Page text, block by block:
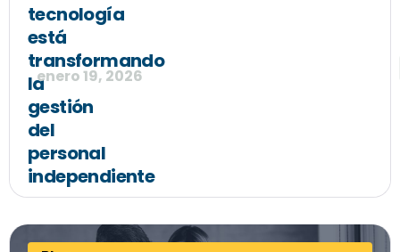
tecnología
está
transformando
la
gestión
del
personal
independiente
enero 19, 2026